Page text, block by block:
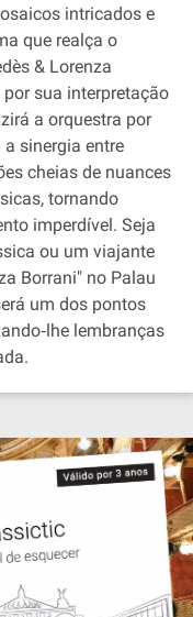
intricados e
que realça o
& Lorenza
sua interpretação
a orquestra por
sinergia entre
cheias de nuances
tornando
imperdível. Seja
ou um viajante
Borrani" no Palau
um dos pontos
lembranças